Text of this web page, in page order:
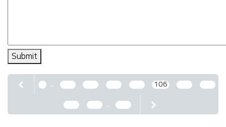
Submit
... 106
...